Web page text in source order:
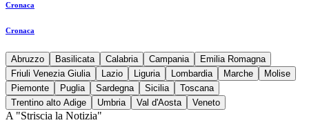
Cronaca
Cronaca
Abruzzo Basilicata Calabria Campania
Emilia Romagna
Friuli Venezia Giulia
Lazio Liguria Lombardia Marche
Molise
Piemonte
Puglia Sardegna Sicilia
Toscana
Trentino alto Adige
Umbria Val d'Aosta Veneto
A "Striscia la Notizia"